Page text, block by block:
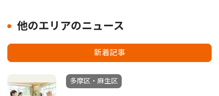
他のエリアのニュース
新着記事
多摩区・麻生区